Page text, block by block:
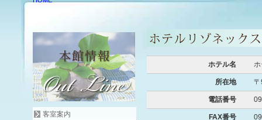
客室案内
ホテル名
所在地
電話番号
FAX番号